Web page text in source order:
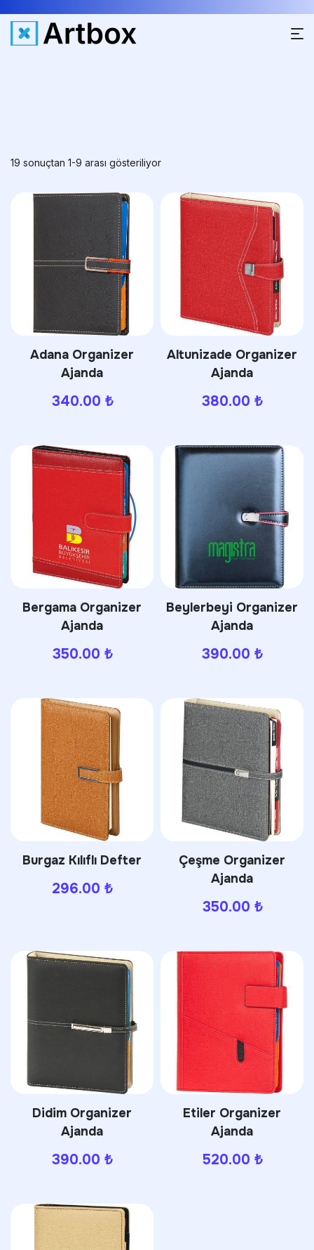
19 sonuçtan 1-9 arası gösteriliyor
Adana Organizer
Ajanda
340.00 ₺
Altunizade Organizer
Ajanda
380.00 ₺
Bergama Organizer
Ajanda
350.00 ₺
Beylerbeyi Organizer
Ajanda
390.00 ₺
Burgaz Kılıflı Defter
296.00 ₺
Çeşme Organizer
Ajanda
350.00 ₺
Didim Organizer
Ajanda
390.00 ₺
Etiler Organizer
Ajanda
520.00 ₺